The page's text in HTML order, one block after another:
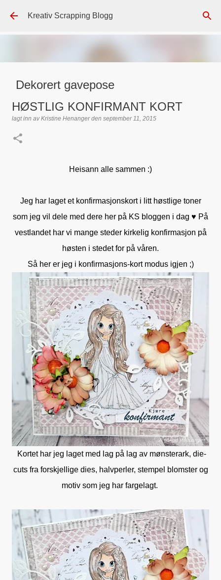
Gå til hovedinnhold
Kreativ Scrapping Blogg
Dekorert gavepose
HØSTLIG KONFIRMANT KORT
lagt inn avKristine Henanger den september 11, 2015
Heisann alle sammen :)
Jeg har laget et konfirmasjonskort i litt høstlige toner
som jeg vil dele med dere her på KS bloggen i dag ♥ På
vestlandet har vi mange steder kirkelig konfirmasjon på
høsten i stedet for på våren.
Så her er jeg i konfirmasjons-kort modus igjen ;)
Kortet har jeg laget med lag på lag av mønsterark, die-
cuts fra forskjellige dies, halvperler, stempel blomster og
motiv som jeg har fargelagt.